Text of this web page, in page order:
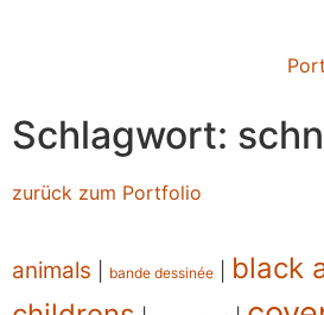
Schlagwort:
zurück zum Portfolio
animals bande dessinée black